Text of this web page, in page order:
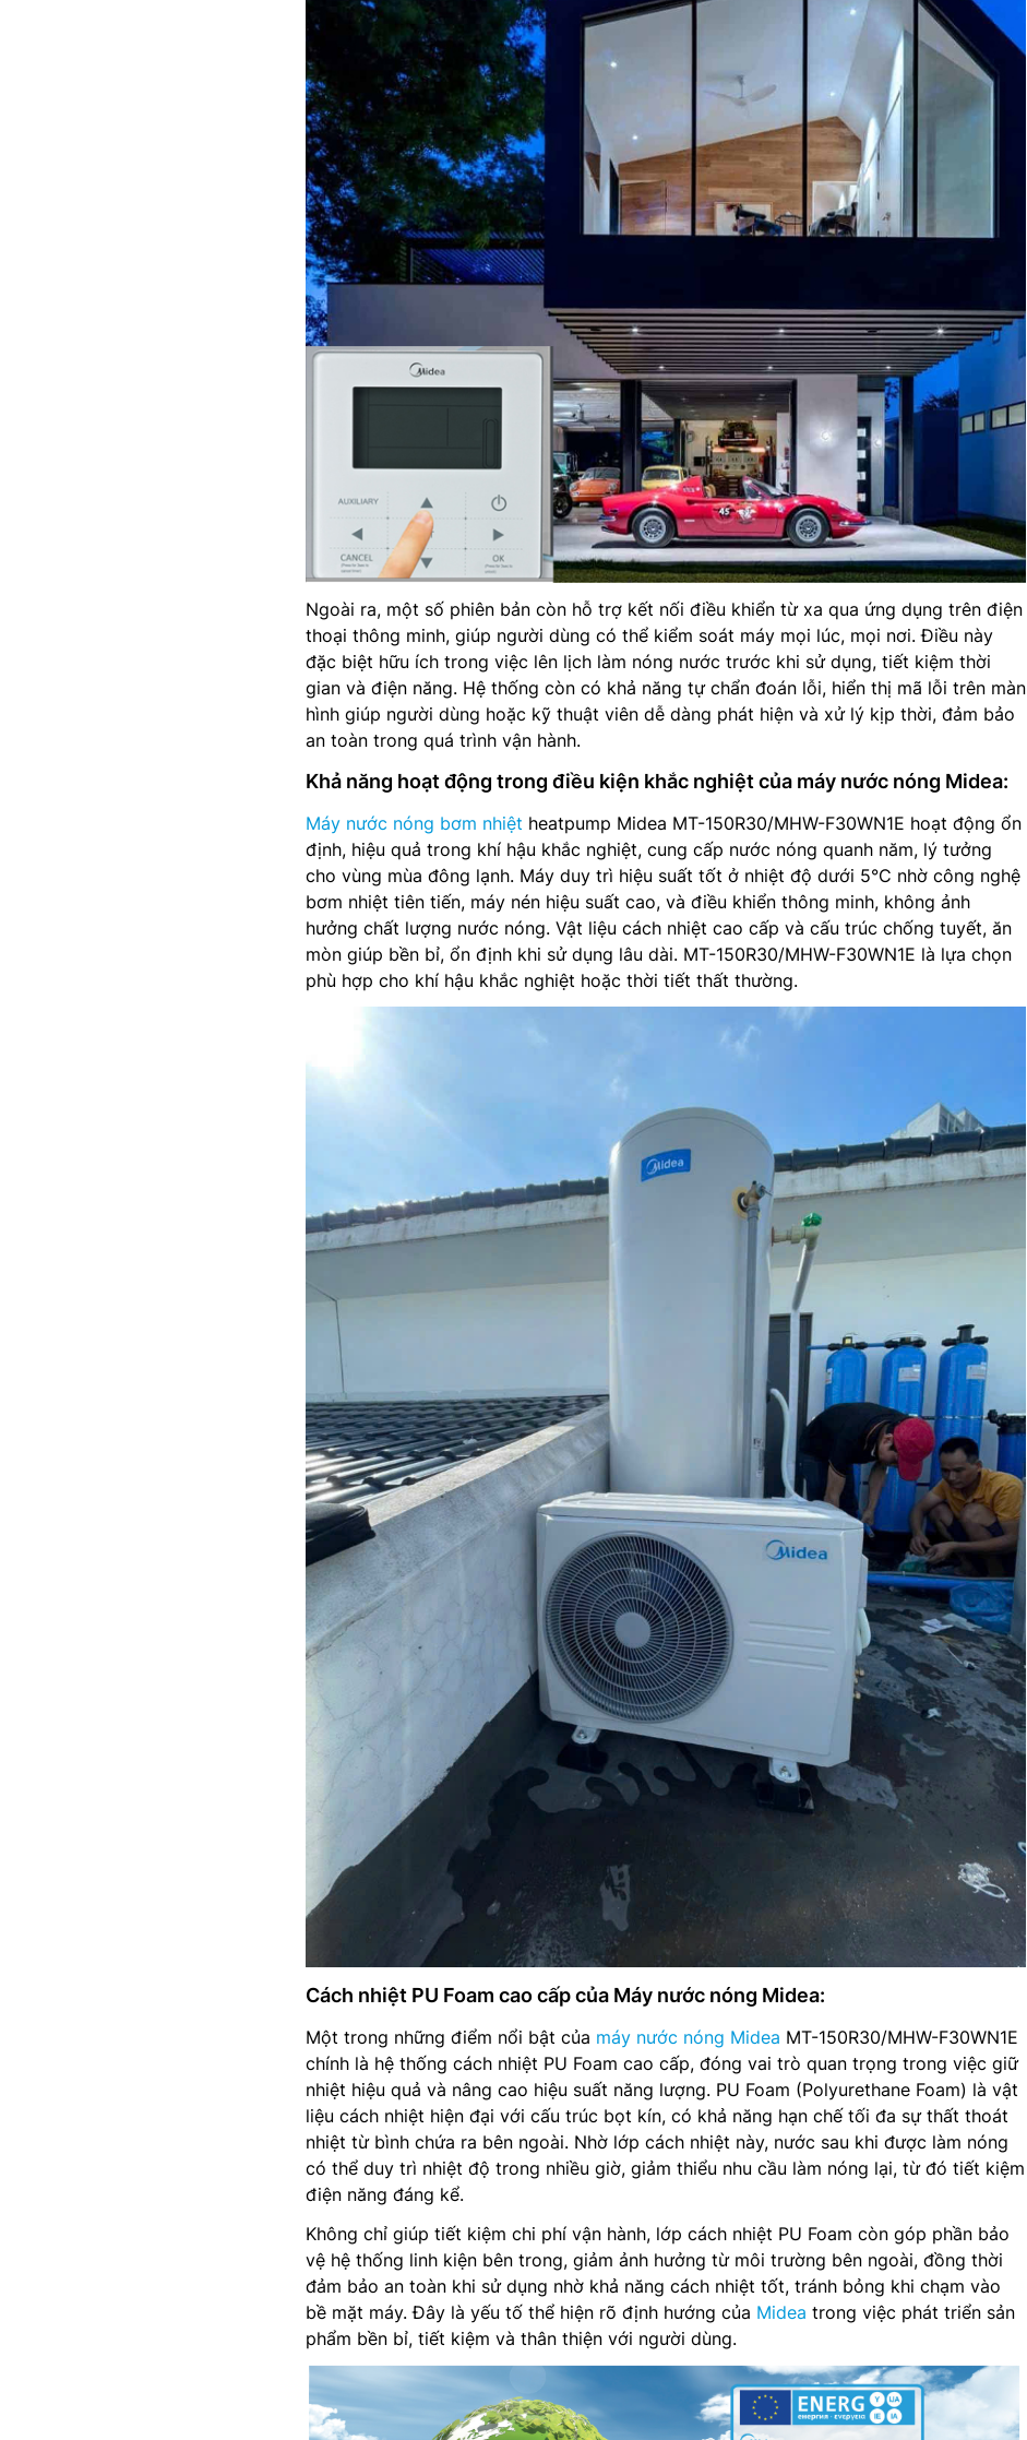
Ngoài ra, một số phiên bản còn hỗ trợ kết nối điều khiển từ xa qua ứng dụng trên điện
thoại thông minh, giúp người dùng có thể kiểm soát máy mọi lúc, mọi nơi. Điều này
đặc biệt hữu ích trong việc lên lịch làm nóng nước trước khi sử dụng, tiết kiệm thời
gian và điện năng. Hệ thống còn có khả năng tự chẩn đoán lỗi, hiển thị mã lỗi trên màn
hình giúp người dùng hoặc kỹ thuật viên dễ dàng phát hiện và xử lý kịp thời, đảm bảo
an toàn trong quá trình vận hành.
Khả năng hoạt động trong điều kiện khắc nghiệt của máy nước nóng Midea:
Máy nước nóng bơm nhiệt heatpump Midea MT-150R30/MHW-F30WN1E hoạt động ổn
định, hiệu quả trong khí hậu khắc nghiệt, cung cấp nước nóng quanh năm, lý tưởng
cho vùng mùa đông lạnh. Máy duy trì hiệu suất tốt ở nhiệt độ dưới 5°C nhờ công nghệ
bơm nhiệt tiên tiến, máy nén hiệu suất cao, và điều khiển thông minh, không ảnh
hưởng chất lượng nước nóng. Vật liệu cách nhiệt cao cấp và cấu trúc chống tuyết, ăn
mòn giúp bền bỉ, ổn định khi sử dụng lâu dài. MT-150R30/MHW-F30WN1E là lựa chọn
phù hợp cho khí hậu khắc nghiệt hoặc thời tiết thất thường.
Cách nhiệt PU Foam cao cấp của Máy nước nóng Midea:
Một trong những điểm nổi bật của máy nước nóng Midea MT-150R30/MHW-F30WN1E
chính là hệ thống cách nhiệt PU Foam cao cấp, đóng vai trò quan trọng trong việc giữ
nhiệt hiệu quả và nâng cao hiệu suất năng lượng. PU Foam (Polyurethane Foam) là vật
liệu cách nhiệt hiện đại với cấu trúc bọt kín, có khả năng hạn chế tối đa sự thất thoát
nhiệt từ bình chứa ra bên ngoài. Nhờ lớp cách nhiệt này, nước sau khi được làm nóng
có thể duy trì nhiệt độ trong nhiều giờ, giảm thiểu nhu cầu làm nóng lại, từ đó tiết kiệm
điện năng đáng kể.
Không chỉ giúp tiết kiệm chi phí vận hành, lớp cách nhiệt PU Foam còn góp phần bảo
vệ hệ thống linh kiện bên trong, giảm ảnh hưởng từ môi trường bên ngoài, đồng thời
đảm bảo an toàn khi sử dụng nhờ khả năng cách nhiệt tốt, tránh bỏng khi chạm vào
bề mặt máy. Đây là yếu tố thể hiện rõ định hướng của Midea trong việc phát triển sản
phẩm bền bỉ, tiết kiệm và thân thiện với người dùng.